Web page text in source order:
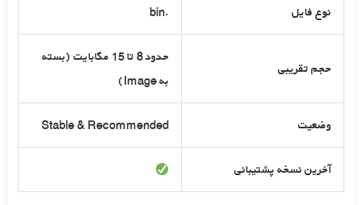
نوع فایل .bin
حجم تقریبی
حدود 8 تا 15 مگابایت (بسته
به Image)
وضعیت Stable & Recommended
آخرین نسخه پشتیبانی